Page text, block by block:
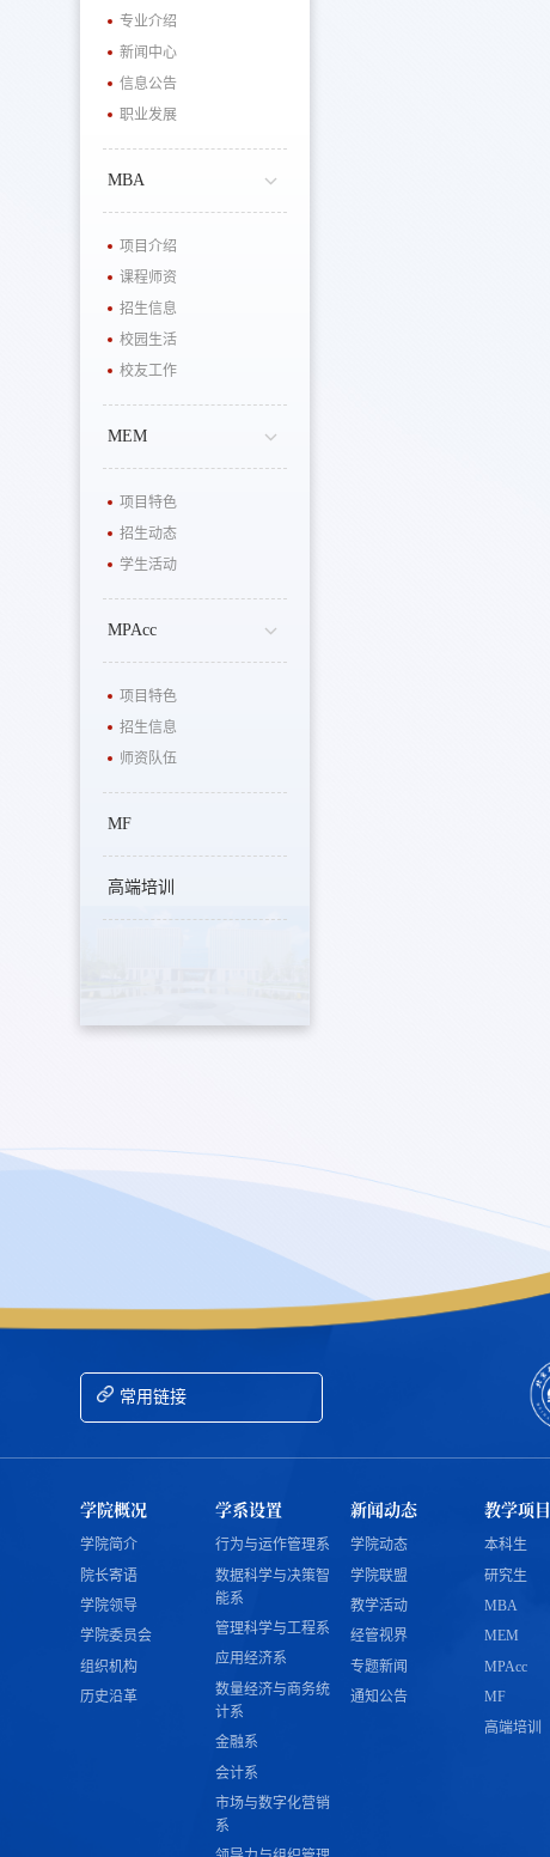
专业介绍
新闻中心
信息公告
职业发展
MBA
项目介绍
课程师资
招生信息
校园生活
校友工作
MEM
项目特色
招生动态
学生活动
MPAcc
项目特色
招生信息
师资队伍
MF
高端培训
常用链接
学院概况
学院简介
院长寄语
学院领导
学院委员会
组织机构
历史沿革
学系设置
行为与运作管理系
数据科学与决策智
能系
管理科学与工程系
应用经济系
数量经济与商务统
计系
金融系
会计系
市场与数字化营销
系
新闻动态
学院动态
学院联盟
教学活动
经管视界
专题新闻
通知公告
教学项目
本科生
研究生
MBA
MEM
MPAcc
MF
高端培训